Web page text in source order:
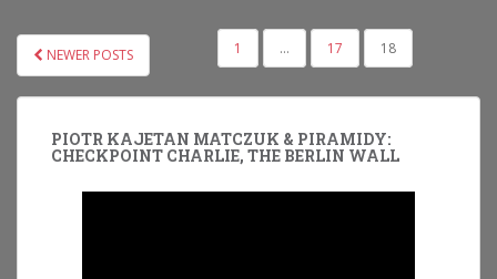
NAWIGACJA
PO
WPISACH
NEWER POSTS 1 … 17 18
PIOTR KAJETAN MATCZUK & PIRAMIDY:
CHECKPOINT CHARLIE, THE BERLIN WALL